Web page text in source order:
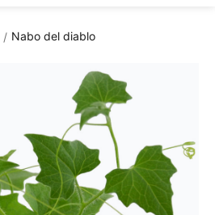
/ Nabo del diablo